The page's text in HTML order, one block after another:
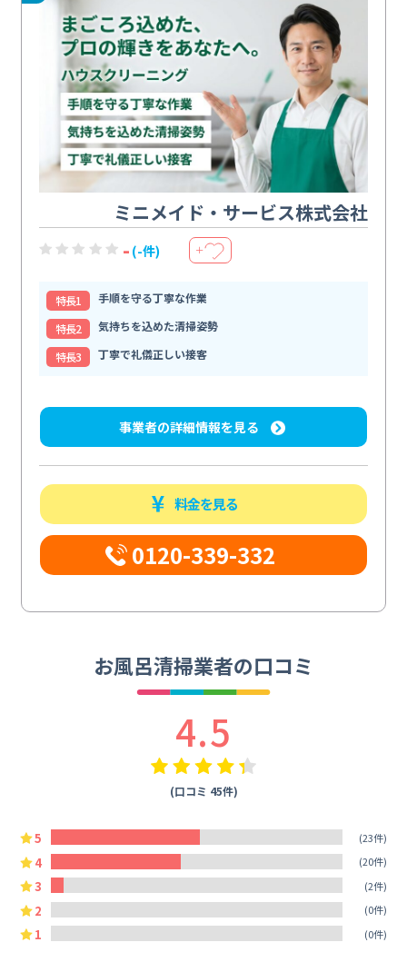
ミニメイド・サービス株式会社
- (-件) ＋
特⻑1
手順を守る丁寧な作業
特⻑2
気持ちを込めた清掃姿勢
特⻑3
丁寧で礼儀正しい接客
事業者の詳細情報を見る
料金を見る
0120-339-332
お風呂清掃業者の口コミ
4.5
(口コミ 45件)
5 (23件)
4 (20件)
3 (2件)
2 (0件)
1 (0件)